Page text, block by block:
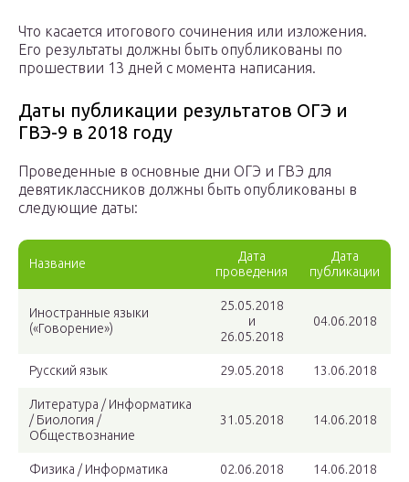
Что касается итогового сочинения или изложения.
Его результаты должны быть опубликованы по
прошествии 13 дней с момента написания.
Даты публикации результатов ОГЭ и
ГВЭ-9 в 2018 году
Проведенные в основные дни ОГЭ и ГВЭ для
девятиклассников должны быть опубликованы в
следующие даты:
Название
Дата
проведения
Дата
публикации
Иностранные языки
(«Говорение»)
25.05.2018
и
26.05.2018
04.06.2018
Русский язык 29.05.2018 13.06.2018
Литература / Информатика
/ Биология /
Обществознание
31.05.2018 14.06.2018
Физика / Информатика 02.06.2018 14.06.2018